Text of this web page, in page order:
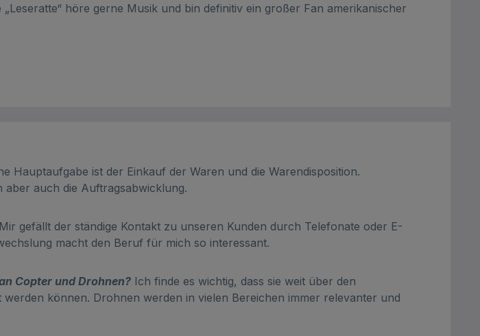
höre gerne Musik und bin definitiv ein großer Fan amerikanischer
Hauptaufgabe ist der Einkauf der Waren und die Warendisposition.
auch die Auftragsabwicklung.
Mir gefällt der ständige Kontakt zu unseren Kunden durch Telefonate oder E-
macht den Beruf für mich so interessant.
Copter und Drohnen? Ich finde es wichtig, dass sie weit über den
können. Drohnen werden in vielen Bereichen immer relevanter und